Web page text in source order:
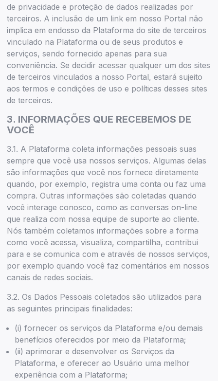
de privacidade e proteção de dados realizadas por
terceiros. A inclusão de um link em nosso Portal não
implica em endosso da Plataforma do site de terceiros
vinculado na Plataforma ou de seus produtos e
serviços, sendo fornecido apenas para sua
conveniência. Se decidir acessar qualquer um dos sites
de terceiros vinculados a nosso Portal, estará sujeito
aos termos e condições de uso e políticas desses sites
de terceiros.
3. INFORMAÇÕES QUE RECEBEMOS DE
VOCÊ
3.1. A Plataforma coleta informações pessoais suas
sempre que você usa nossos serviços. Algumas delas
são informações que você nos fornece diretamente
quando, por exemplo, registra uma conta ou faz uma
compra. Outras informações são coletadas quando
você interage conosco, como as conversas on-line
que realiza com nossa equipe de suporte ao cliente.
Nós também coletamos informações sobre a forma
como você acessa, visualiza, compartilha, contribui
para e se comunica com e através de nossos serviços,
por exemplo quando você faz comentários em nossos
canais de redes sociais.
3.2. Os Dados Pessoais coletados são utilizados para
as seguintes principais finalidades:
(i) fornecer os serviços da Plataforma e/ou demais
benefícios oferecidos por meio da Plataforma;
(ii) aprimorar e desenvolver os Serviços da
Plataforma, e oferecer ao Usuário uma melhor
experiência com a Plataforma;